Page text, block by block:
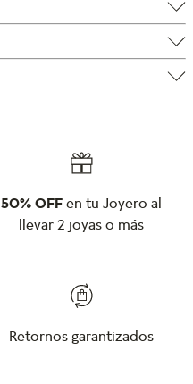
50% OFF en tu Joyero al
llevar 2 joyas o más
Retornos garantizados